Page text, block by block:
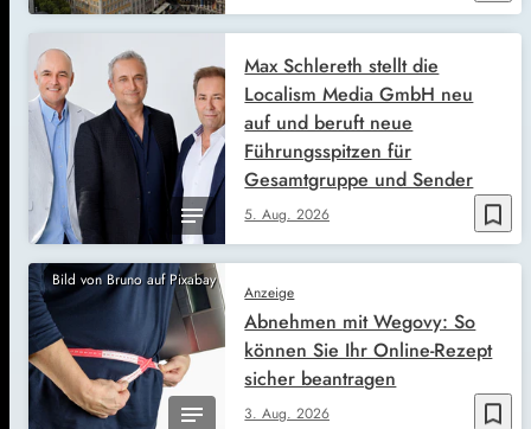
bookmark_border
5. Aug. 2026
Max Schlereth stellt die
Localism Media GmbH neu
auf und beruft neue
Führungsspitzen für
Gesamtgruppe und Sender
Bild von Bruno auf Pixabay
bookmark_border
Anzeige
3. Aug. 2026
Abnehmen mit Wegovy: So
können Sie Ihr Online-Rezept
sicher beantragen